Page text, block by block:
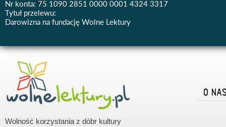
Nr konta: 75 1090 2851 0000 0001 4324 3317
Tytuł przelewu:
Darowizna na fundację Wolne Lektury
Wolność korzystania z dóbr kultury
O